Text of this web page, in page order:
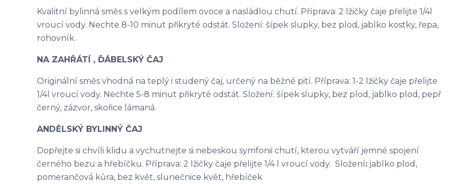
Kvalitní bylinná směs s velkým podílem ovoce a nasládlou chutí. Příprava: 2 lžičky čaje přelijte 1/4l
vroucí vody. Nechte 8-10 minut přikryté odstát. Složení: šípek slupky, bez plod, jablko kostky, řepa,
rohovník.
NA ZAHŘÁTÍ , ĎÁBELSKÝ ČAJ
Originální směs vhodná na teplý i studený čaj, určený na běžné pití. Příprava: 1-2 lžičky čaje přelijte
1/4l vroucí vody. Nechte 5-8 minut přikryté odstát. Složení: šípek slupky, bez plod, jablko plod, pepř
černý, zázvor, skořice lámaná.
ANDĚLSKÝ BYLINNÝ ČAJ
Dopřejte si chvíli klidu a vychutnejte si nebeskou symfonii chutí, kterou vytváří jemné spojení
černého bezu a hřebíčku. Příprava: 2 lžičky čaje přelijte 1/4 l vroucí vody. Složení: jablko plod,
pomerančová kůra, bez květ, slunečnice květ, hřebíček